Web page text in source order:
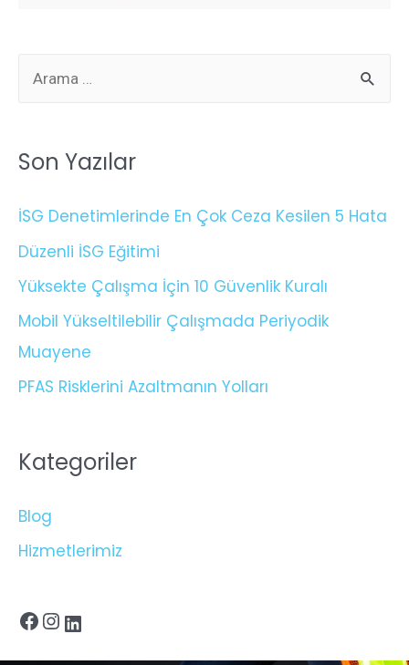
Son Yazılar
İSG Denetimlerinde En Çok Ceza Kesilen 5 Hata
Düzenli İSG Eğitimi
Yüksekte Çalışma İçin 10 Güvenlik Kuralı
Mobil Yükseltilebilir Çalışmada Periyodik
Muayene
PFAS Risklerini Azaltmanın Yolları
Kategoriler
Blog
Hizmetlerimiz